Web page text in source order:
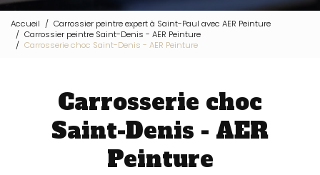
Accueil
Carrossier peintre expert à Saint-Paul avec AER Peinture
Carrossier peintre Saint-Denis - AER Peinture
Carrosserie choc Saint-Denis - AER Peinture
Carrosserie choc
Saint-Denis - AER
Peinture